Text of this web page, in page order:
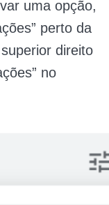
uma opção,
perto da
direito
no